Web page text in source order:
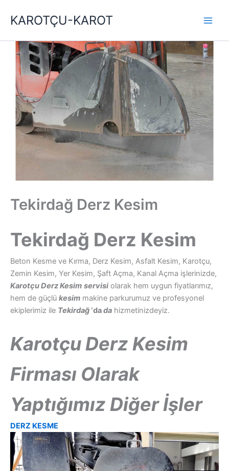
atlaKAROTÇU-KAROT
Tekirdağ Derz Kesim
Tekirdağ Derz Kesim
Beton Kesme ve Kırma, Derz Kesim, Asfalt Kesim, Karotçu,
Zemin Kesim, Yer Kesim, Şaft Açma, Kanal Açma işlerinizde,
Karotçu Derz Kesim servisi olarak hem uygun fiyatlarımız,
hem de güçlü kesim makine parkurumuz ve profesyonel
ekiplerimiz ile Tekirdağ ‘dada hizmetinizdeyiz.
Karotçu Derz Kesim
Firması Olarak
Yaptığımız Diğer İşler
DERZ KESME